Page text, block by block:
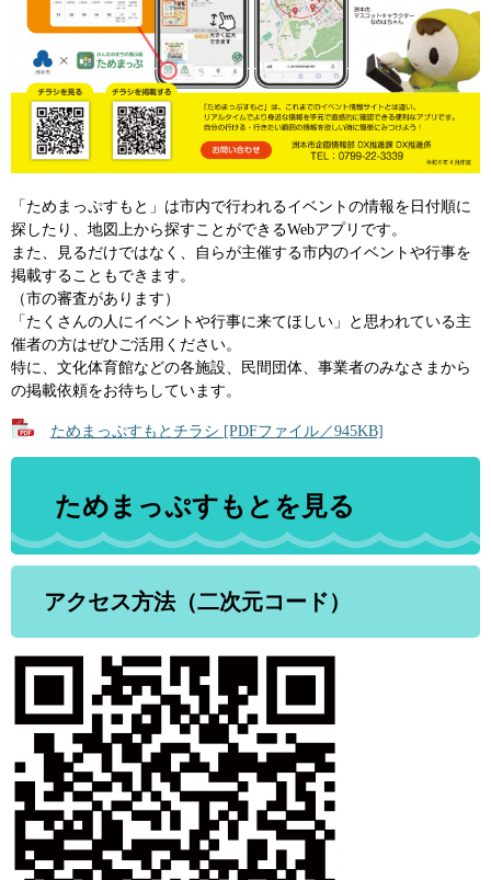
「ためまっぷすもと」は市内で行われるイベントの情報を日付順に
探したり、地図上から探すことができるWebアプリです。
また、見るだけではなく、自らが主催する市内のイベントや行事を
掲載することもできます。
（市の審査があります）
「たくさんの人にイベントや行事に来てほしい」と思われている主
催者の方はぜひご活用ください。
特に、文化体育館などの各施設、民間団体、事業者のみなさまから
の掲載依頼をお待ちしています。
ためまっぷすもとチラシ [PDFファイル／945KB]
ためまっぷすもとを見る
アクセス方法（二次元コード）